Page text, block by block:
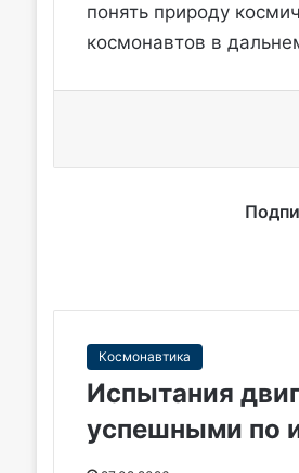
понять природу
космонавтов в